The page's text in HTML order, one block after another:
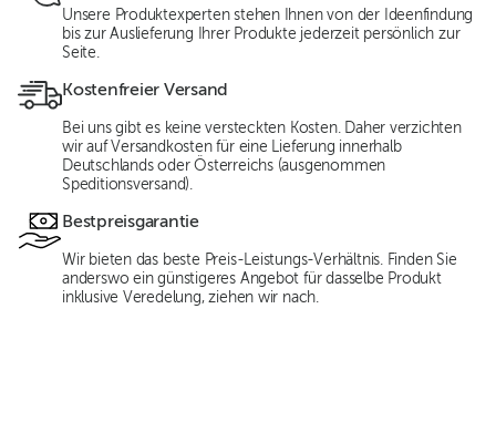
Unsere Produktexperten stehen Ihnen von der Ideenfindung
bis zur Auslieferung Ihrer Produkte jederzeit persönlich zur
Seite.
Kostenfreier Versand
Bei uns gibt es keine versteckten Kosten. Daher verzichten
wir auf Versandkosten für eine Lieferung innerhalb
Deutschlands oder Österreichs (ausgenommen
Speditionsversand).
Bestpreisgarantie
Wir bieten das beste Preis-Leistungs-Verhältnis. Finden Sie
anderswo ein günstigeres Angebot für dasselbe Produkt
inklusive Veredelung, ziehen wir nach.